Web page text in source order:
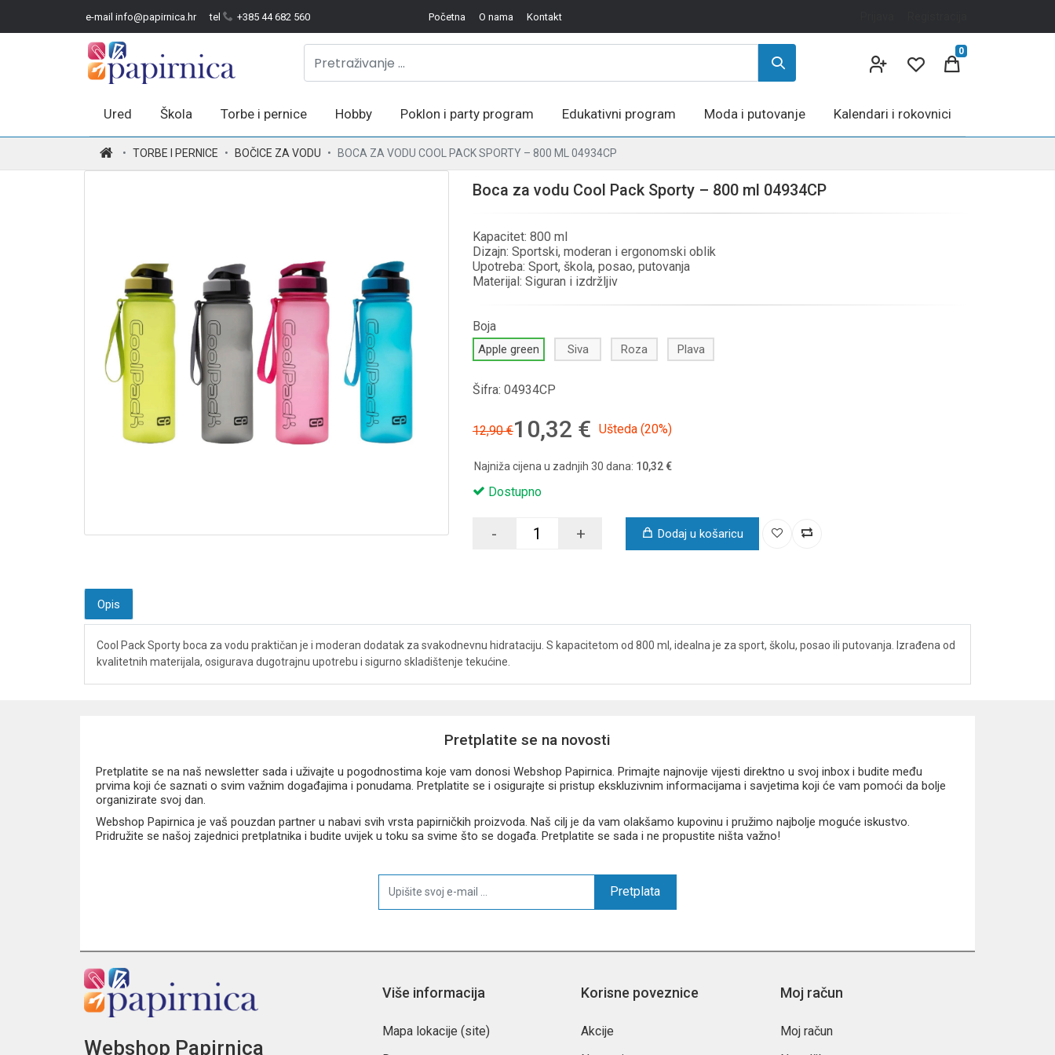
e-mail info@papirnica.hr tel +385 44 682 560 Početna O nama Kontakt
0
Ured Škola Torbe i pernice Hobby Poklon i party program Edukativni program Moda i putovanje Kalendari i rokovnici
TORBE I PERNICE BOČICE ZA VODU BOCA ZA VODU COOL PACK SPORTY – 800 ML 04934CP
Boca za vodu Cool Pack Sporty – 800 ml 04934CP
Kapacitet: 800 ml
Dizajn: Sportski, moderan i ergonomski oblik
Upotreba: Sport, škola, posao, putovanja
Materijal: Siguran i izdržljiv
Boja
Apple green Siva Roza Plava
Šifra: 04934CP
12,90 €10,32 € Ušteda (20%)
Najniža cijena u zadnjih 30 dana: 10,32 €
Dostupno
- + Dodaj u košaricu
Opis
Cool Pack Sporty boca za vodu praktičan je i moderan dodatak za svakodnevnu hidrataciju. S kapacitetom od 800 ml, idealna je za sport, školu, posao ili putovanja. Izrađena od
kvalitetnih materijala, osigurava dugotrajnu upotrebu i sigurno skladištenje tekućine.
Pretplatite se na novosti
Pretplatite se na naš newsletter sada i uživajte u pogodnostima koje vam donosi Webshop Papirnica. Primajte najnovije vijesti direktno u svoj inbox i budite među
prvima koji će saznati o svim važnim događajima i ponudama. Pretplatite se i osigurajte si pristup ekskluzivnim informacijama i savjetima koji će vam pomoći da bolje
organizirate svoj dan.
Webshop Papirnica je vaš pouzdan partner u nabavi svih vrsta papirničkih proizvoda. Naš cilj je da vam olakšamo kupovinu i pružimo najbolje moguće iskustvo.
Pridružite se našoj zajednici pretplatnika i budite uvijek u toku sa svime što se događa. Pretplatite se sada i ne propustite ništa važno!
Pretplata
Webshop Papirnica
Više informacija
Mapa lokacije (site)
Korisne poveznice
Akcije
Moj račun
Moj račun